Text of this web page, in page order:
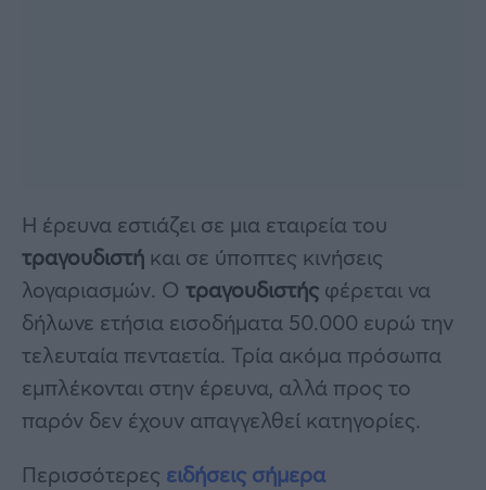
Η έρευνα εστιάζει σε μια εταιρεία του
τραγουδιστή και σε ύποπτες κινήσεις
λογαριασμών. Ο τραγουδιστής φέρεται να
δήλωνε ετήσια εισοδήματα 50.000 ευρώ την
τελευταία πενταετία. Τρία ακόμα πρόσωπα
εμπλέκονται στην έρευνα, αλλά προς το
παρόν δεν έχουν απαγγελθεί κατηγορίες.
Περισσότερες ειδήσεις σήμερα